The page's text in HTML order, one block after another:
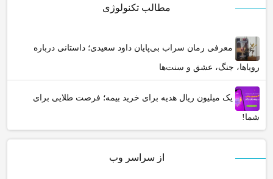
مطالب تکنولوژی
معرفی رمان سراب بی‌پایان داود سعیدی؛ داستانی درباره
رویاها، جنگ، عشق و سنت‌ها
یک میلیون ریال هدیه برای خرید بیمه؛ فرصت طلایی برای
شما!
از سراسر وب